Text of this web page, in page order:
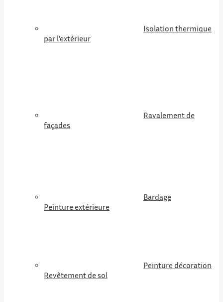
Isolation thermique
par l’extérieur
Ravalement de
façades
Bardage
Peinture extérieure
Peinture décoration
Revêtement de sol